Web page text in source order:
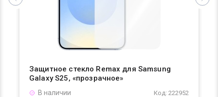
Защитное стекло Remax для Samsung
Galaxy S25, «прозрачное»
Код: 222952
В наличии